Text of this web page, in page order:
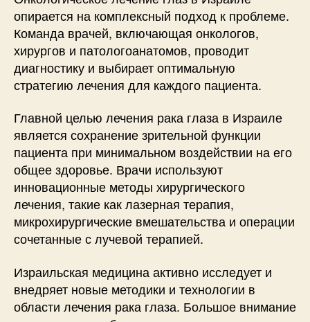
опирается на комплексный подход к проблеме.
Команда врачей, включающая онкологов,
хирургов и патологоанатомов, проводит
диагностику и выбирает оптимальную
стратегию лечения для каждого пациента.
Главной целью лечения рака глаза в Израиле
является сохранение зрительной функции
пациента при минимальном воздействии на его
общее здоровье. Врачи используют
инновационные методы хирургического
лечения, такие как лазерная терапия,
микрохирургические вмешательства и операции
сочетанные с лучевой терапией.
Израильская медицина активно исследует и
внедряет новые методики и технологии в
области лечения рака глаза. Большое внимание